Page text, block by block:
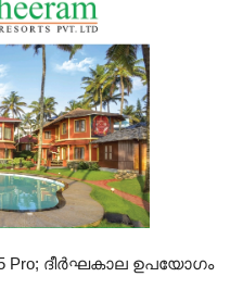
Pro; ദീർഘകാല ഉപയോഗം